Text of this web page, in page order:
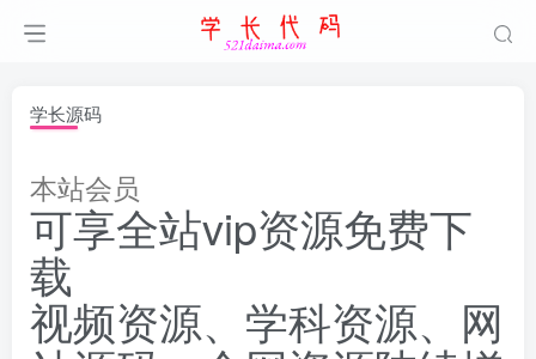
学长源码
本站会员
可享全站vip资源免费下
载
视频资源、学科资源、网